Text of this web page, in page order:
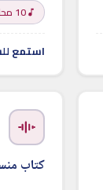
10 محاضرة
استمع
كتاب